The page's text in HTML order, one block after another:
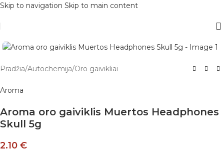
Skip to navigation Skip to main content
Pradžia/Autochemija/Oro gaivikliai
Aroma
Aroma oro gaiviklis Muertos Headphones
Skull 5g
2.10 €